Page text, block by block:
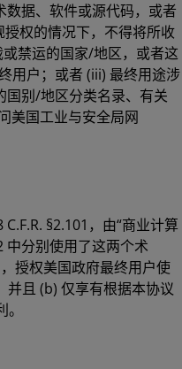
据、软件或源代码，或者
权的情况下，不得将所收
禁运的国家/地区，或者这
用户；或者 (iii) 最终用途涉
国别/地区分类名录、有关
美国工业与安全局网
§2.101，由“商业计算
中分别使用了这两个术
授权美国政府最终用户使
并且 (b) 仅享有根据本协议